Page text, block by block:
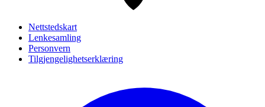
Nettstedskart
Lenkesamling
Personvern
Tilgjengelighetserklæring